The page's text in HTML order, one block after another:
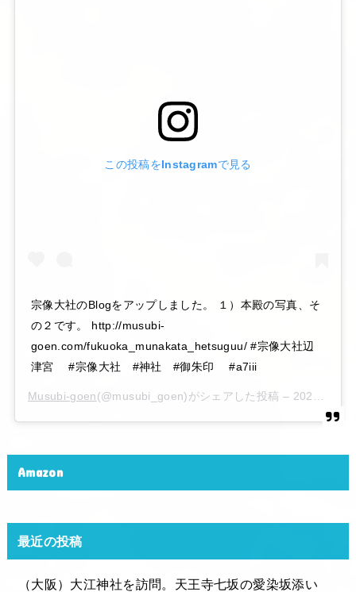
この投稿をInstagramで見る
宗像大社のBlogをアップしました。 １）本殿の写真、そ
の２です。 http://musubi-
goen.com/fukuoka_munakata_hetsuguu/ #宗像大社辺
津宮 #宗像大社 #神社 #御朱印 #a7iii
Musubi-goen(@musubi_goen)がシェアした投稿 – 2020年 6月月6日午後10時15分PDT
Amazon
最近の投稿
（大阪）大江神社を訪問。天王寺七坂の愛染坂添い